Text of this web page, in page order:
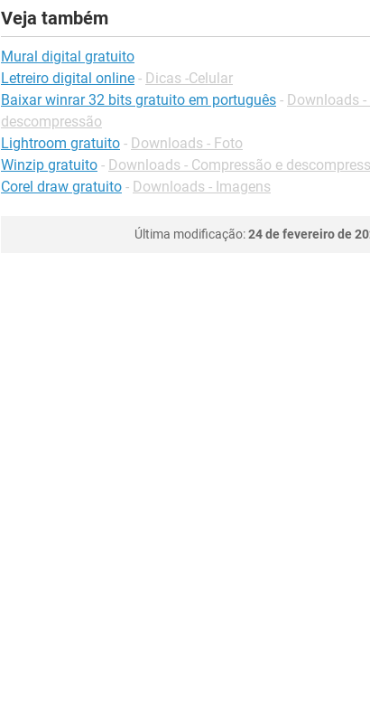
Veja também
Mural digital gratuito
Letreiro digital online - Dicas -Celular
Baixar winrar 32 bits gratuito em português - Downloads
descompressão
Lightroom gratuito - Downloads - Foto
Winzip gratuito - Downloads - Compressão e
Corel draw gratuito - Downloads - Imagens
Última modificação:24 de fevereiro de